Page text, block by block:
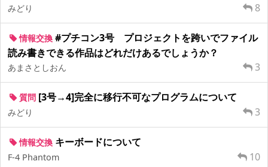
みどり 8
情報交換 #プチコン3号 プロジェクトを跨いでファイル
読み書きできる作品はどれだけあるでしょうか？
あまさとしおん 3
質問 [3号→4]完全に移行不可なプログラムについて
みどり 3
情報交換 キーボードについて
F-4 Phantom 10